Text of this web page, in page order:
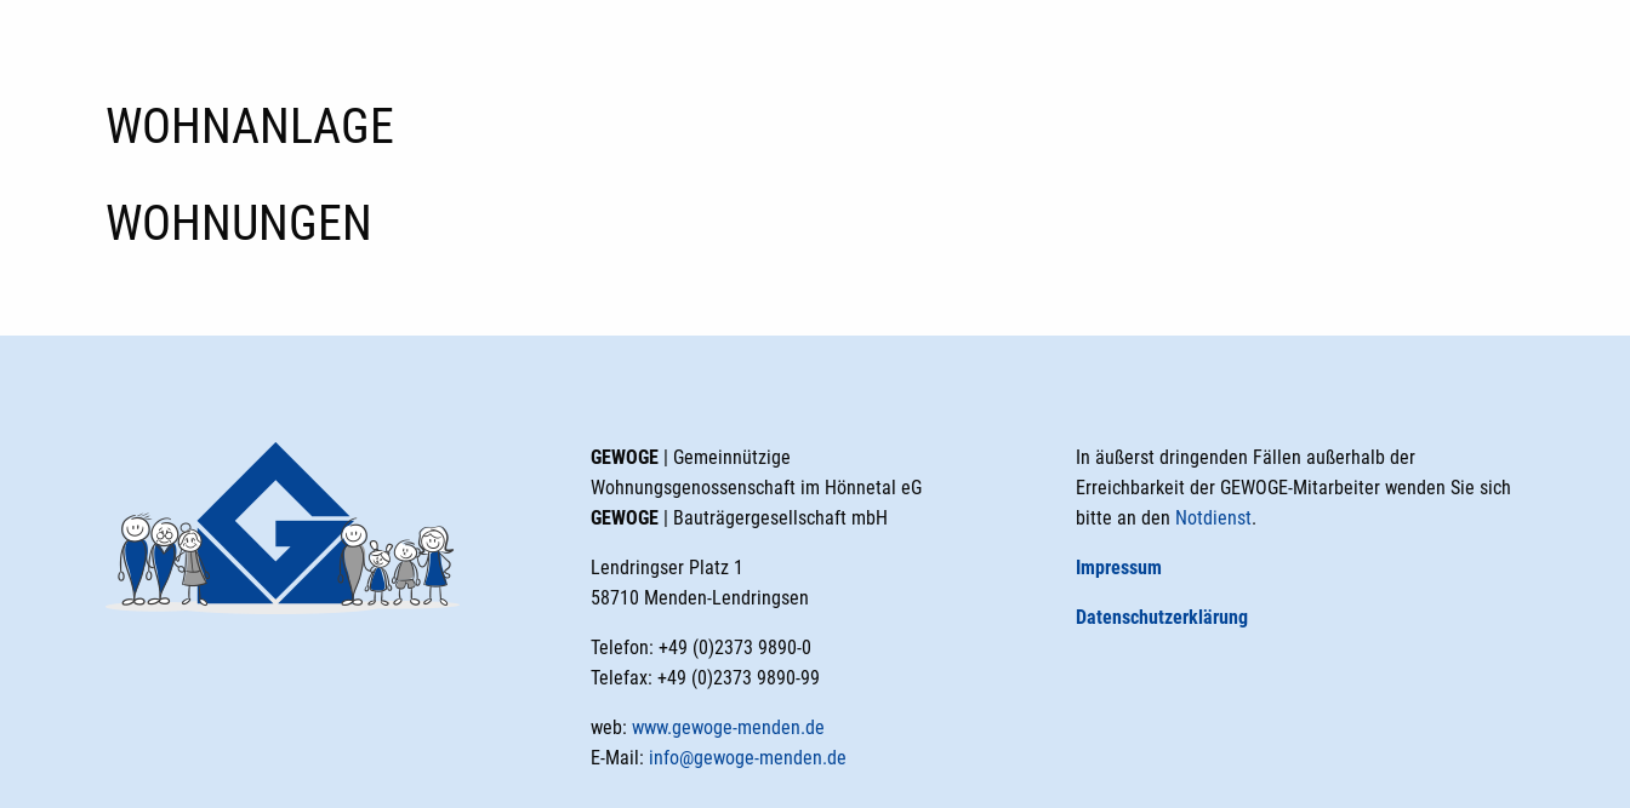
WOHNANLAGE
WOHNUNGEN
GEWOGE| Gemeinnützige
Wohnungsgenossenschaft im Hönnetal eG
GEWOGE| Bauträgergesellschaft mbH
Lendringser Platz 1
58710 Menden-Lendringsen
Telefon: +49 (0)2373 9890-0
Telefax: +49 (0)2373 9890-99
web: www.gewoge-menden.de
E-Mail: info@gewoge-menden.de
In äußerst dringenden Fällen außerhalb der
Erreichbarkeit der GEWOGE-Mitarbeiter wenden Sie sich
bitte an den Notdienst.
Impressum
Datenschutzerklärung